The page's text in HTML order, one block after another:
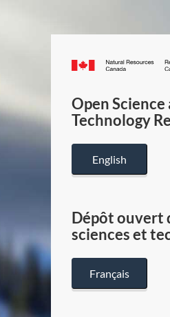
Open Science
Technology
English
Dépôt ouvert
sciences et
Français